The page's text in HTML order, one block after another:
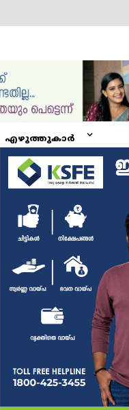
എഴുത്തുകാർ